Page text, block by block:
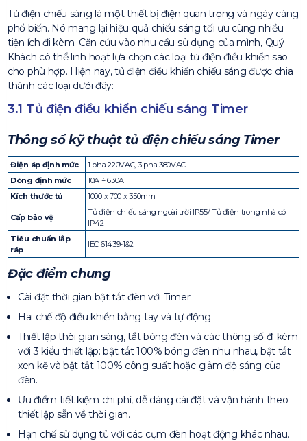
Tủ điện chiếu sáng là một thiết bị điện quan trọng và ngày càng
phổ biến. Nó mang lại hiệu quả chiếu sáng tối ưu cùng nhiều
tiện ích đi kèm. Căn cứu vào nhu cầu sử dụng của mình, Quý
Khách có thể linh hoạt lựa chọn các loại tủ điện điều khiển sao
cho phù hợp. Hiện nay, tủ điện điều khiển chiếu sáng được chia
thành các loại dưới đây:
3.1 Tủ điện điều khiển chiếu sáng Timer
Thông số kỹ thuật tủ điện chiếu sáng Timer
Điện áp định mức
1 pha 220VAC, 3 pha 380VAC
Dòng định mức
10A ÷ 630A
Kích thước tủ
1000 x 700 x 350mm
Cấp bảo vệ
Tủ điện chiếu sáng ngoài trời IP55/ Tủ điện trong nhà có
IP42
Tiêu chuẩn lắp
ráp
IEC 61439-1&2
Đặc điểm chung
Cài đặt thời gian bật tắt đèn với Timer
Hai chế độ điều khiển bằng tay và tự động
Thiết lập thời gian sáng, tắt bóng đèn và các thông số đi kèm
với 3 kiểu thiết lập: bật tắt 100% bóng đèn nhu nhau, bật tắt
xen kẽ và bật tắt 100% công suất hoặc giảm độ sáng của
đèn.
Ưu điểm tiết kiệm chi phí, dễ dàng cài đặt và vận hành theo
thiết lập sẵn về thời gian.
Hạn chế sử dụng tủ với các cụm đèn hoạt động khác nhau.